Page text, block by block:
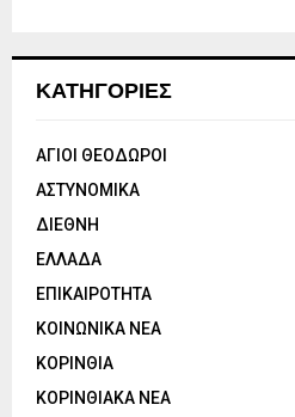
ΚΑΤΗΓΟΡΙΕΣ
ΑΓΙΟΙ ΘΕΟΔΩΡΟΙ
ΑΣΤΥΝΟΜΙΚΑ
ΔΙΕΘΝΗ
ΕΛΛΑΔΑ
ΕΠΙΚΑΙΡΟΤΗΤΑ
ΚΟΙΝΩΝΙΚΑ ΝΕΑ
ΚΟΡΙΝΘΙΑ
ΚΟΡΙΝΘΙΑΚΑ ΝΕΑ